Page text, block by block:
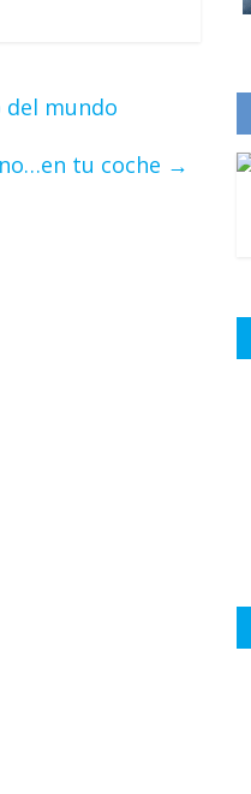
del mundo
tu coche →